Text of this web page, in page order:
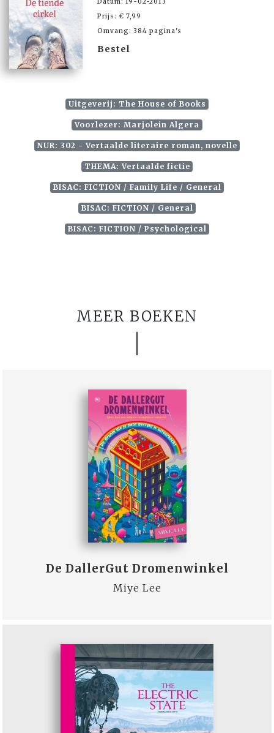
Prijs: € 7,99
Omvang: 384 pagina's
Bestel
Uitgeverij: The House of Books
Voorlezer: Marjolein Algera
NUR: 302 - Vertaalde literaire roman, novelle
THEMA: Vertaalde fictie
BISAC: FICTION / Family Life / General
BISAC: FICTION / General
BISAC: FICTION / Psychological
MEER BOEKEN
De DallerGut Dromenwinkel
Miye Lee